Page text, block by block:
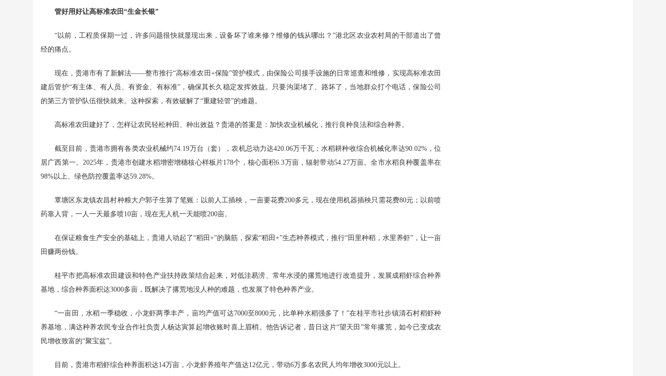
管好用好让高标准农田“生金长银”
“以前，工程质保期一过，许多问题很快就显现出来，设备坏了谁来修？维修的钱从哪出？”港北区农业农村局的干部道出了曾
经的痛点。
现在，贵港市有了新解法——整市推行“高标准农田+保险”管护模式，由保险公司接手设施的日常巡查和维修，实现高标准农田
建后管护“有主体、有人员、有资金、有标准”，确保其长久稳定发挥效益。只要沟渠堵了、路坏了，当地群众打个电话，保险公司
的第三方管护队伍很快就来。这种探索，有效破解了“重建轻管”的难题。
高标准农田建好了，怎样让农民轻松种田、种出效益？贵港的答案是：加快农业机械化，推行良种良法和综合种养。
截至目前，贵港市拥有各类农业机械约74.19万台（套），农机总动力达420.06万千瓦；水稻耕种收综合机械化率达90.02%，位
居广西第一。2025年，贵港市创建水稻增密增穗核心样板片178个，核心面积6.3万亩，辐射带动54.27万亩。全市水稻良种覆盖率在
98%以上、绿色防控覆盖率达59.28%。
覃塘区东龙镇农昌村种粮大户郭子生算了笔账：以前人工插秧，一亩要花费200多元，现在使用机器插秧只需花费80元；以前喷
药靠人背，一人一天最多喷10亩，现在无人机一天能喷200亩。
在保证粮食生产安全的基础上，贵港人动起了“稻田+”的脑筋，探索“稻田+”生态种养模式，推行“田里种稻，水里养虾”，让一亩
田赚两份钱。
桂平市把高标准农田建设和特色产业扶持政策结合起来，对低洼易涝、常年水浸的撂荒地进行改造提升，发展成稻虾综合种养
基地，综合种养面积达3000多亩，既解决了撂荒地没人种的难题，也发展了特色种养产业。
“一亩田，水稻一季稳收，小龙虾两季丰产，亩均产值可达7000至8000元，比单种水稻强多了！”在桂平市社步镇清石村稻虾种
养基地，满达种养农民专业合作社负责人杨达寅算起增收账时喜上眉梢。他告诉记者，昔日这片“望天田”常年撂荒，如今已变成农
民增收致富的“聚宝盆”。
目前，贵港市稻虾综合种养面积达14万亩，小龙虾养殖年产值达12亿元，带动6万多名农民人均年增收3000元以上。